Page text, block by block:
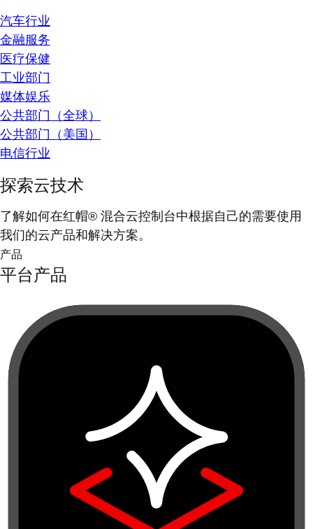
汽车行业
金融服务
医疗保健
工业部门
媒体娱乐
公共部门（全球）
公共部门（美国）
电信行业
探索云技术
了解如何在红帽® 混合云控制台中根据自己的需要使用
我们的云产品和解决方案。
产品
平台产品